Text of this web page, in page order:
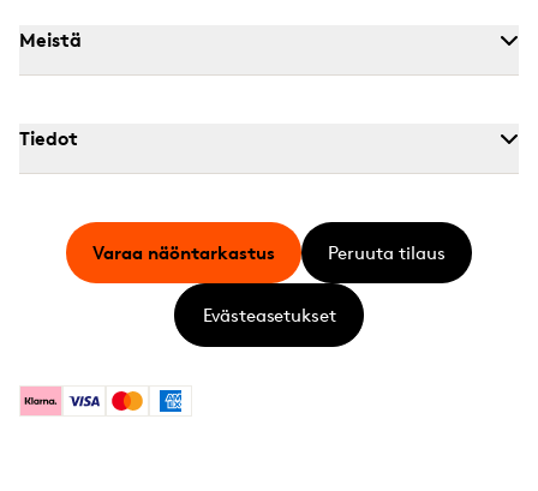
Meistä
Tiedot
KlarnaVisa MastercardAmerican Express
Varaa näöntarkastus Peruuta tilaus
Evästeasetukset